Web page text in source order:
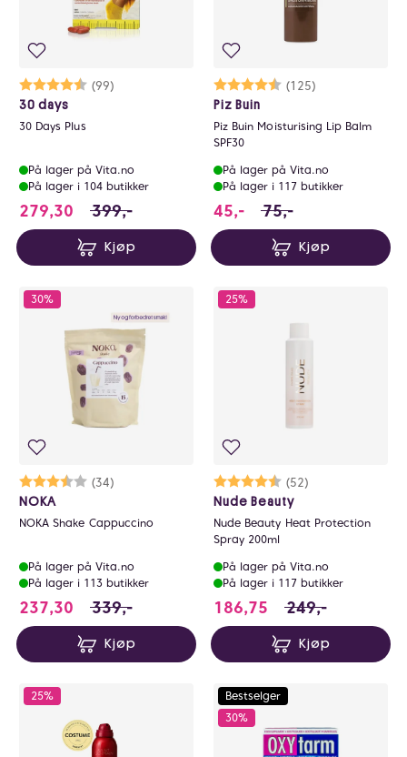
Karakter:
(99)
4.3 av 5 mulige
30 days
30 Days Plus
På lager på Vita.no
På lager i 104 butikker
279,30 279.3 i stedet for 399 NOK, du sparer
399,-
Kjøp
Karakter:
(125)
4.7 av 5 mulige
Piz Buin
Piz Buin Moisturising Lip Balm
SPF30
På lager på Vita.no
På lager i 117 butikker
45,- 45 i stedet for 75
75,-
Kjøp
30%
Karakter:
(34)
3.4 av 5 mulige
NOKA
NOKA Shake Cappuccino
På lager på Vita.no
På lager i 113 butikker
237,30 237.3 i stedet for 339 NOK, du sparer
339,-
Kjøp
25%
Karakter:
(52)
4.6 av 5 mulige
Nude Beauty
Nude Beauty Heat Protection
Spray 200ml
På lager på Vita.no
På lager i 117 butikker
186,75 186.75 i stedet
249,-
Kjøp
25%
Bestselger
30%